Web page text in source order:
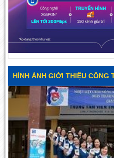
HÌNH ẢNH GIỚI THIỆU CÔNG